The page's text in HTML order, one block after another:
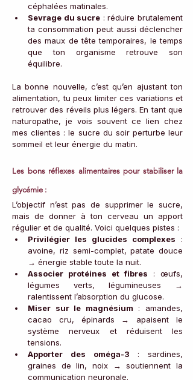
céphalées matinales.
Sevrage du sucre : réduire brutalement
ta consommation peut aussi déclencher
des maux de tête temporaires, le temps
que ton organisme retrouve son
équilibre.
La bonne nouvelle, c’est qu’en ajustant ton
alimentation, tu peux limiter ces variations et
retrouver des réveils plus légers. En tant que
naturopathe, je vois souvent ce lien chez
mes clientes : le sucre du soir perturbe leur
sommeil et leur énergie du matin.
Les bons réflexes alimentaires pour stabiliser la
glycémie :
L’objectif n’est pas de supprimer le sucre,
mais de donner à ton cerveau un apport
régulier et de qualité. Voici quelques pistes :
Privilégier les glucides complexes :
avoine, riz semi-complet, patate douce
→ énergie stable toute la nuit.
Associer protéines et fibres : œufs,
légumes verts, légumineuses →
ralentissent l’absorption du glucose.
Miser sur le magnésium : amandes,
cacao cru, épinards → apaisent le
système nerveux et réduisent les
tensions.
Apporter des oméga-3 : sardines,
graines de lin, noix → soutiennent la
communication neuronale.